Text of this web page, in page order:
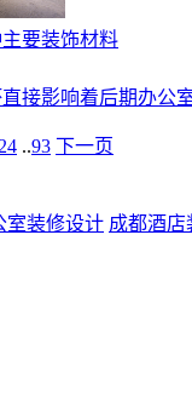
要装饰材料
接影响着后期办公
..93 下一页
室装修设计 成都酒店